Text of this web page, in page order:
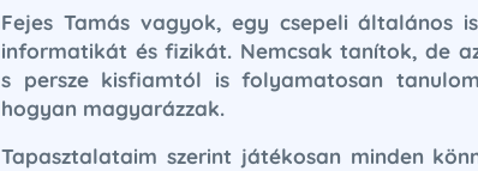
Fejes Tamás vagyok, egy csepeli általános
informatikát és fizikát. Nemcsak tanítok, de
s persze kisfiamtól is folyamatosan
hogyan magyarázzak.
Tapasztalataim szerint játékosan minden